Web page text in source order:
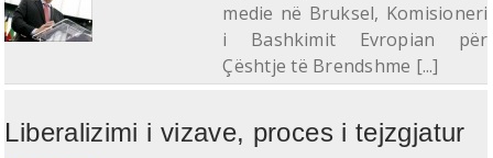
medie në Bruksel, Komisioneri
i Bashkimit Evropian për
Çështje të Brendshme [...]
Liberalizimi i vizave, proces i tejzgjatur